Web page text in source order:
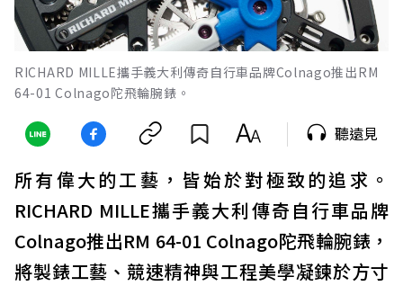
RICHARD MILLE攜手義大利傳奇自行車品牌Colnago推出RM
64-01 Colnago陀飛輪腕錶。
聽遠見
所有偉大的工藝，皆始於對極致的追求。
RICHARD MILLE攜手義大利傳奇自行車品牌
Colnago推出RM 64-01 Colnago陀飛輪腕錶，
將製錶工藝、競速精神與工程美學凝鍊於方寸